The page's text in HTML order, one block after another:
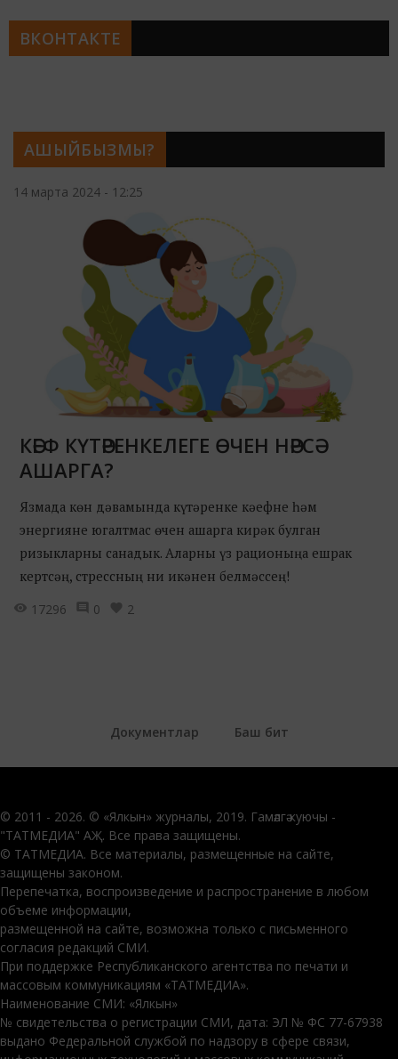
АШЫЙБЫЗМЫ?
14 марта 2024 - 12:25
КӘЕФ КҮТӘРЕНКЕЛЕГЕ ӨЧЕН НӘРСӘ
АШАРГА?
Язмада көн дәвамында күтәренке кәефне һәм
энергияне югалтмас өчен ашарга кирәк булган
ризыкларны санадык. Аларны үз рационыңа ешрак
кертсәң, стрессның ни икәнен белмәссең!
17296
0 2
ВКОНТАКТЕ
Документлар Баш бит
© 2011 - 2026. © «Ялкын» журналы, 2019. Гамәлгә куючы -
"ТАТМЕДИА" АҖ. Все права защищены.
© ТАТМЕДИА. Все материалы, размещенные на сайте,
защищены законом.
Перепечатка, воспроизведение и распространение в любом
объеме информации,
размещенной на сайте, возможна только с письменного
согласия редакций СМИ.
При поддержке Республиканского агентства по печати и
массовым коммуникациям «ТАТМЕДИА».
Наименование СМИ: «Ялкын»
№ свидетельства о регистрации СМИ, дата: ЭЛ № ФС 77-67938
выдано Федеральной службой по надзору в сфере связи,